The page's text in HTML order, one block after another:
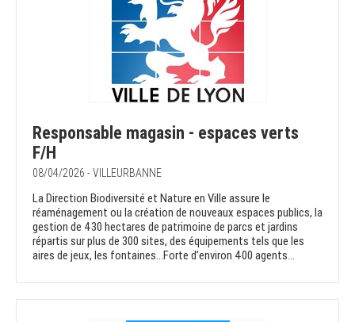
Responsable magasin - espaces verts
F/H
08/04/2026 - VILLEURBANNE
La Direction Biodiversité et Nature en Ville assure le
réaménagement ou la création de nouveaux espaces publics, la
gestion de 430 hectares de patrimoine de parcs et jardins
répartis sur plus de 300 sites, des équipements tels que les
aires de jeux, les fontaines…Forte d’environ 400 agents...